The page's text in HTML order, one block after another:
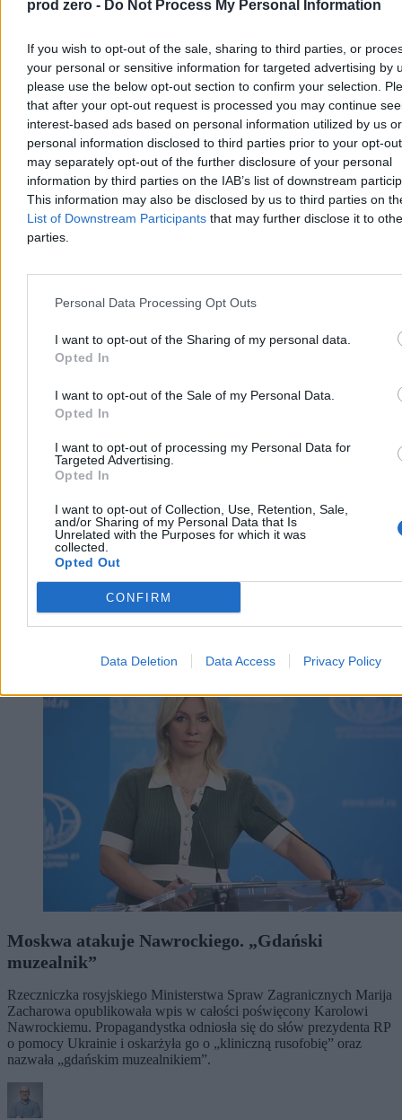
prod zero - Do Not Process My Personal Information
If you wish to opt-out of the sale, sharing to third parties, or
your personal or sensitive information for targeted advertising by
please use the below opt-out section to confirm your selection.
that after your opt-out request is processed you may continue
interest-based ads based on personal information utilized by us or
personal information disclosed to third parties prior to your opt-
may separately opt-out of the further disclosure of your personal
information by third parties on the IAB’s list of downstream
This information may also be disclosed by us to third parties on
List of Downstream Participants that may further disclose it to
parties.
Personal Data Processing Opt Outs
I want to opt-out of the Sharing of my personal data.
Opted In
I want to opt-out of the Sale of my Personal Data.
Opted In
I want to opt-out of processing my Personal Data for
Targeted Advertising.
Opted In
I want to opt-out of Collection, Use, Retention, Sale,
and/or Sharing of my Personal Data that Is
Unrelated with the Purposes for which it was
collected.
Opted Out
CONFIRM
Data Deletion Data Access Privacy Policy
Niewiadoma-Phinney wygrywa etap na Mont
Ventoux. Polka liderką Tour de France
Katarzyna Niewiadoma-Phinney (Canyon-SRAM) wygrała 7. etap
Tour de France Kobiet, kończący się na szczycie Mont Ventoux, i
Tomasz Pałasz
Reklama
Reklama
Moskwa atakuje Nawrockiego. „Gdański
muzealnik”
Rzeczniczka rosyjskiego Ministerstwa Spraw Zagranicznych Marija
Zacharowa opublikowała wpis w całości poświęcony Karolowi
Nawrockiemu. Propagandystka odniosła się do słów prezydenta RP
o pomocy Ukrainie i oskarżyła go o „kliniczną rusofobię” oraz
nazwała „gdańskim muzealnikiem”.